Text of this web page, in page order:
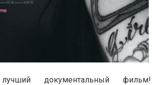
документальный фильм!